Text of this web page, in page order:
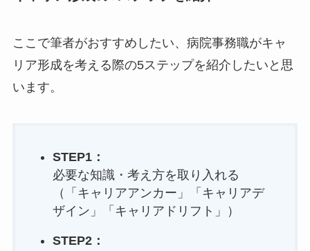
ここで筆者がおすすめしたい、病院事務職がキャ
リア形成を考える際の5ステップを紹介したいと思
います。
STEP1：
必要な知識・考え方を取り入れる
（「キャリアアンカー」「キャリアデ
ザイン」「キャリアドリフト」）
STEP2：